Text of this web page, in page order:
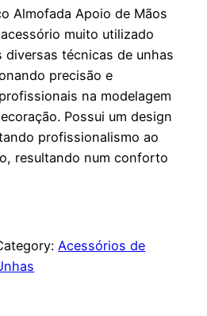
Almofada Apoio de Mãos
muito utilizado
diversas técnicas de unhas
precisão e
na modelagem
Possui um design
profissionalismo ao
resultando num conforto
Acessórios de